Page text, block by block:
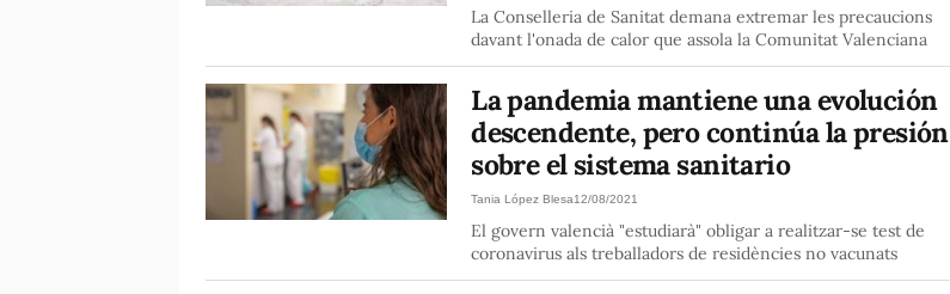
La Conselleria de Sanitat demana extremar les precaucions
davant l'onada de calor que assola la Comunitat Valenciana
La pandemia mantiene una evolución
descendente, pero continúa la presión
sobre el sistema sanitario
Tania López Blesa12/08/2021
El govern valencià "estudiarà" obligar a realitzar-se test de
coronavirus als treballadors de residències no vacunats